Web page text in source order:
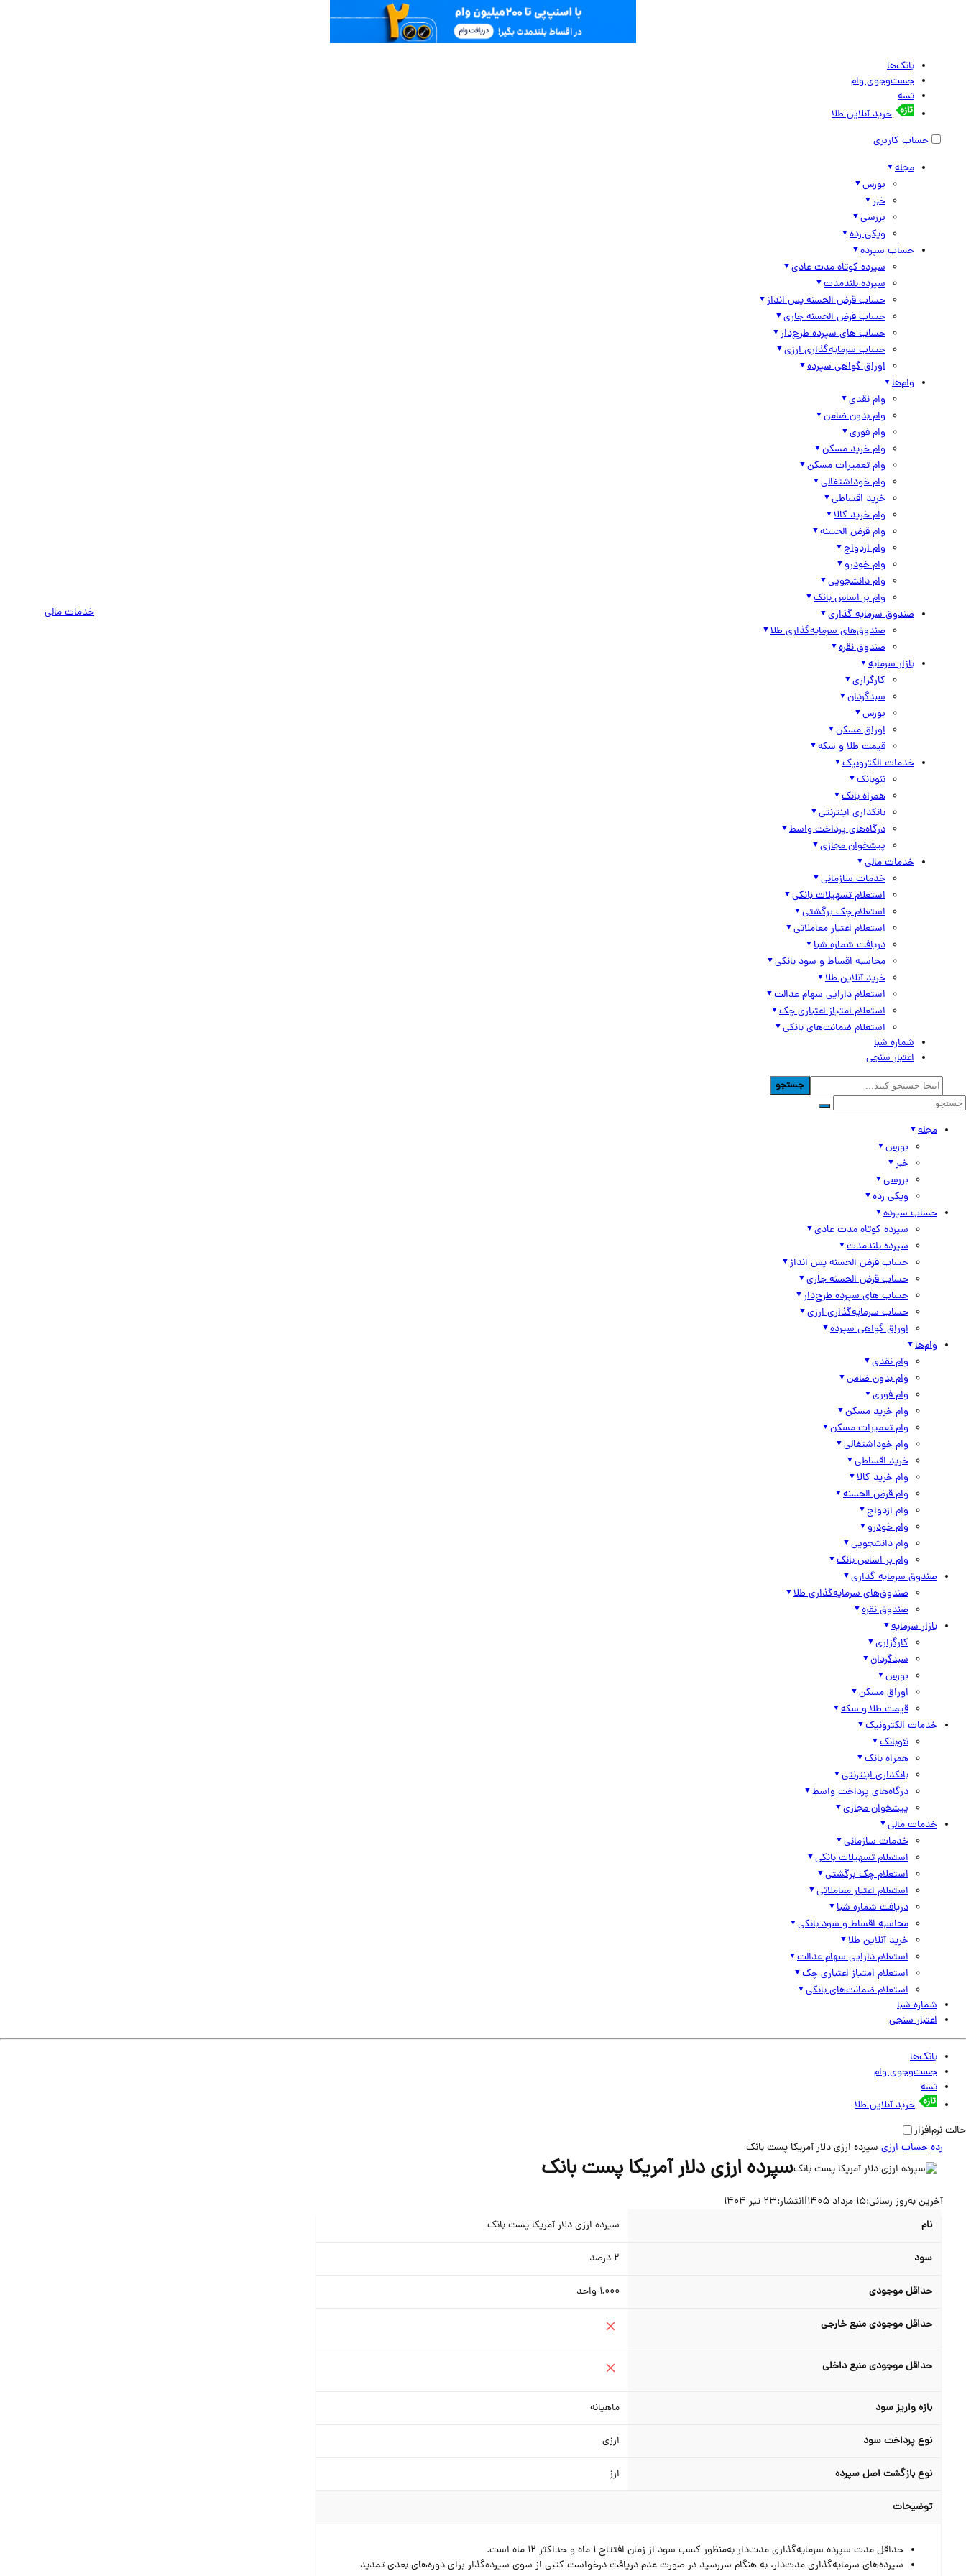
بانک‌ها
جست‌وجوی وام
تسه
خرید آنلاین طلا
حساب کاربری
مجله
بورس
خبر
بررسی
ویکی رده
حساب سپرده
سپرده کوتاه مدت عادی
سپرده بلندمدت
حساب قرض الحسنه پس انداز
حساب قرض الحسنه جاری
حساب های سپرده طرح‌دار
حساب سرمایه‌گذاری ارزی
اوراق گواهی سپرده
وام‌ها
وام نقدی
وام بدون ضامن
وام فوری
وام خرید مسکن
وام تعمیرات مسکن
وام خوداشتغالی
خرید اقساطی
وام خرید کالا
وام قرض الحسنه
وام ازدواج
وام خودرو
وام دانشجویی
وام بر اساس بانک
صندوق سرمایه گذاری
صندوق‌های سرمایه‌گذاری طلا
صندوق نقره
بازار سرمایه
کارگزاری
سبدگردان
بورس
اوراق مسکن
قیمت طلا و سکه
خدمات الکترونیک
نئوبانک
همراه بانک
بانکداری اینترنتی
درگاه‌های پرداخت واسط
پیشخوان مجازی
خدمات مالی
خدمات سازمانی
استعلام تسهیلات بانکی
استعلام چک برگشتی
استعلام اعتبار معاملاتی
دریافت شماره شبا
محاسبه اقساط و سود بانکی
خرید آنلاین طلا
استعلام دارایی سهام عدالت
استعلام امتیاز اعتباری چک
استعلام ضمانت‌های بانکی
شماره شبا
اعتبار سنجی
خدمات مالی
جستجو
مجله
بورس
خبر
بررسی
ویکی رده
حساب سپرده
سپرده کوتاه مدت عادی
سپرده بلندمدت
حساب قرض الحسنه پس انداز
حساب قرض الحسنه جاری
حساب های سپرده طرح‌دار
حساب سرمایه‌گذاری ارزی
اوراق گواهی سپرده
وام‌ها
وام نقدی
وام بدون ضامن
وام فوری
وام خرید مسکن
وام تعمیرات مسکن
وام خوداشتغالی
خرید اقساطی
وام خرید کالا
وام قرض الحسنه
وام ازدواج
وام خودرو
وام دانشجویی
وام بر اساس بانک
صندوق سرمایه گذاری
صندوق‌های سرمایه‌گذاری طلا
صندوق نقره
بازار سرمایه
کارگزاری
سبدگردان
بورس
اوراق مسکن
قیمت طلا و سکه
خدمات الکترونیک
نئوبانک
همراه بانک
بانکداری اینترنتی
درگاه‌های پرداخت واسط
پیشخوان مجازی
خدمات مالی
خدمات سازمانی
استعلام تسهیلات بانکی
استعلام چک برگشتی
استعلام اعتبار معاملاتی
دریافت شماره شبا
محاسبه اقساط و سود بانکی
خرید آنلاین طلا
استعلام دارایی سهام عدالت
استعلام امتیاز اعتباری چک
استعلام ضمانت‌های بانکی
شماره شبا
اعتبار سنجی
بانک‌ها
جست‌وجوی وام
تسه
خرید آنلاین طلا
حالت نرم‌افزار
ردهحساب ارزی سپرده ارزی دلار آمریکا پست بانک
سپرده ارزی دلار آمریکا پست بانک
آخرین به‌روز رسانی:15 مرداد 1405 |انتشار:23 تیر 1404
نام
سپرده ارزی دلار آمریکا پست بانک
سود 2 درصد
حداقل موجودی 1,000 واحد
حداقل موجودی منبع خارجی
حداقل موجودی منبع داخلی
بازه واریز سود ماهیانه
نوع پرداخت سود ارزی
نوع بازگشت اصل سپرده ارز
توضیحات
حداقل مدت سپرده سرمایه‌گذاری مدت‌دار به‌منظور کسب سود از زمان افتتاح 1 ماه و حداکثر 12 ماه است.
سپرده‌های سرمایه‌گذاری مدت‌دار، به هنگام سررسید در صورت عدم دریافت درخواست کتبی از سوی سپرده‌گذار برای دوره‌های بعدی تمدید